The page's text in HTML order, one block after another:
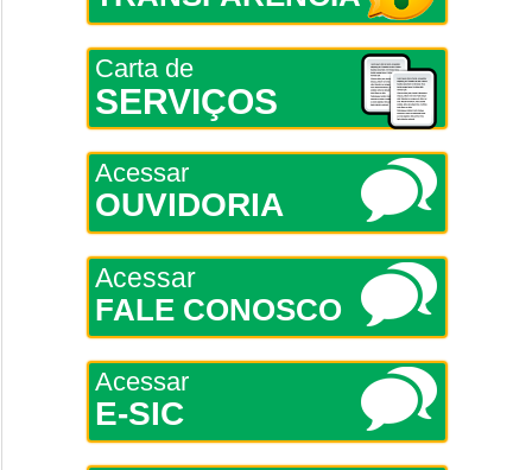
Carta de
SERVIÇOS
Acessar
OUVIDORIA
Acessar
FALE CONOSCO
Acessar
E-SIC